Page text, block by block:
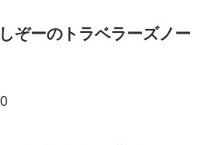
ぞーのトラベラーズノー